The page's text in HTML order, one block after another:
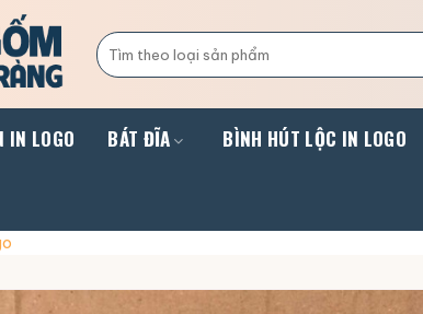
Tìm
kiếm:
IN LOGO BÁT ĐĨA BÌNH HÚT LỘC IN LOGO